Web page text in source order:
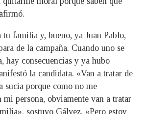
tu familia y, bueno, ya Juan Pablo,
de la campaña. Cuando uno se
hay consecuencias y ya hubo
la candidata. «Van a tratar de
sucia porque como no me
mi persona, obviamente van a tratar
sostuvo Gálvez. «Pero estoy